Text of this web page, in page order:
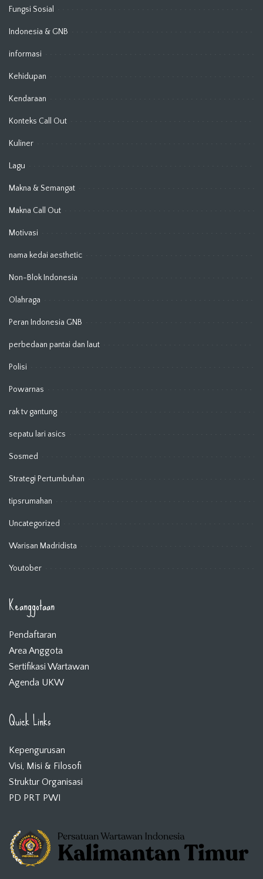
Fungsi Sosial
Indonesia & GNB
informasi
Kehidupan
Kendaraan
Konteks Call Out
Kuliner
Lagu
Makna & Semangat
Makna Call Out
Motivasi
nama kedai aesthetic
Non-Blok Indonesia
Olahraga
Peran Indonesia GNB
perbedaan pantai dan laut
Polisi
Powarnas
rak tv gantung
sepatu lari asics
Sosmed
Strategi Pertumbuhan
tipsrumahan
Uncategorized
Warisan Madridista
Youtober
Keanggotaan
Pendaftaran
Area Anggota
Sertifikasi Wartawan
Agenda UKW
Quick Links
Kepengurusan
Visi, Misi & Filosofi
Struktur Organisasi
PD PRT PWI